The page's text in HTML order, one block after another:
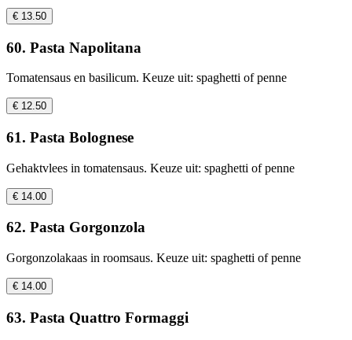
€ 13.50
60. Pasta Napolitana
Tomatensaus en basilicum. Keuze uit: spaghetti of penne
€ 12.50
61. Pasta Bolognese
Gehaktvlees in tomatensaus. Keuze uit: spaghetti of penne
€ 14.00
62. Pasta Gorgonzola
Gorgonzolakaas in roomsaus. Keuze uit: spaghetti of penne
€ 14.00
63. Pasta Quattro Formaggi